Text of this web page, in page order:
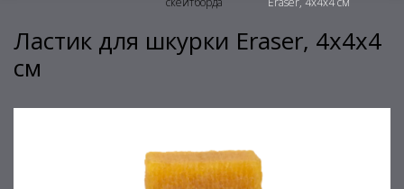
Ластик для шкурки Eraser, 4х4х4
см